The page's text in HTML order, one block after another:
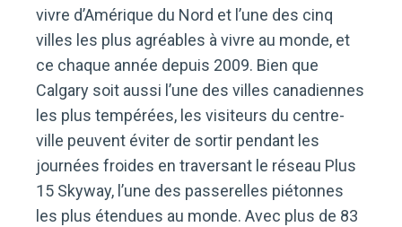
vivre d’Amérique du Nord et l’une des cinq
villes les plus agréables à vivre au monde, et
ce chaque année depuis 2009. Bien que
Calgary soit aussi l’une des villes canadiennes
les plus tempérées, les visiteurs du centre-
ville peuvent éviter de sortir pendant les
journées froides en traversant le réseau Plus
15 Skyway, l’une des passerelles piétonnes
les plus étendues au monde. Avec plus de 83